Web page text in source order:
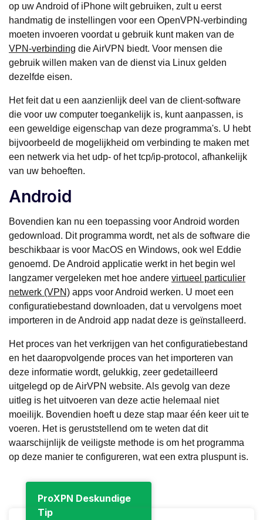
op uw Android of iPhone wilt gebruiken, zult u eerst
handmatig de instellingen voor een OpenVPN-verbinding
moeten invoeren voordat u gebruik kunt maken van de
VPN-verbinding die AirVPN biedt. Voor mensen die
gebruik willen maken van de dienst via Linux gelden
dezelfde eisen.
Het feit dat u een aanzienlijk deel van de client-software
die voor uw computer toegankelijk is, kunt aanpassen, is
een geweldige eigenschap van deze programma's. U hebt
bijvoorbeeld de mogelijkheid om verbinding te maken met
een netwerk via het udp- of het tcp/ip-protocol, afhankelijk
van uw behoeften.
Android
Bovendien kan nu een toepassing voor Android worden
gedownload. Dit programma wordt, net als de software die
beschikbaar is voor MacOS en Windows, ook wel Eddie
genoemd. De Android applicatie werkt in het begin wel
langzamer vergeleken met hoe andere virtueel particulier
netwerk (VPN) apps voor Android werken. U moet een
configuratiebestand downloaden, dat u vervolgens moet
importeren in de Android app nadat deze is geïnstalleerd.
Het proces van het verkrijgen van het configuratiebestand
en het daaropvolgende proces van het importeren van
deze informatie wordt, gelukkig, zeer gedetailleerd
uitgelegd op de AirVPN website. Als gevolg van deze
uitleg is het uitvoeren van deze actie helemaal niet
moeilijk. Bovendien hoeft u deze stap maar één keer uit te
voeren. Het is geruststellend om te weten dat dit
waarschijnlijk de veiligste methode is om het programma
op deze manier te configureren, wat een extra pluspunt is.
ProXPN Deskundige
Tip